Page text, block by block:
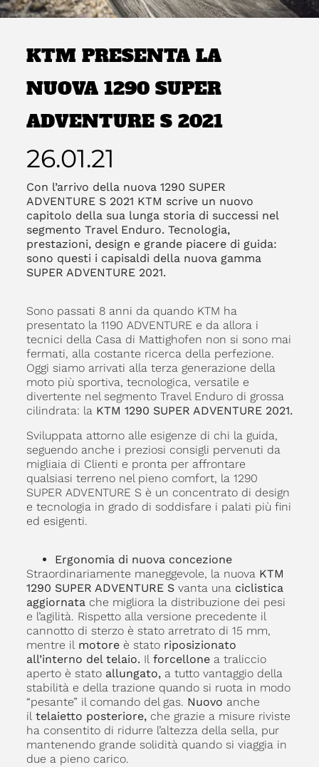
KTM PRESENTA LA
NUOVA 1290 SUPER
ADVENTURE S 2021
26.01.21
Con l’arrivo della nuova 1290 SUPER
ADVENTURE S 2021 KTM scrive un nuovo
capitolo della sua lunga storia di successi nel
segmento Travel Enduro. Tecnologia,
prestazioni, design e grande piacere di guida:
sono questi i capisaldi della nuova gamma
SUPER ADVENTURE 2021.
Sono passati 8 anni da quando KTM ha
presentato la 1190 ADVENTURE e da allora i
tecnici della Casa di Mattighofen non si sono mai
fermati, alla costante ricerca della perfezione.
Oggi siamo arrivati alla terza generazione della
moto più sportiva, tecnologica, versatile e
divertente nel segmento Travel Enduro di grossa
cilindrata: la KTM 1290 SUPER ADVENTURE 2021.
Sviluppata attorno alle esigenze di chi la guida,
seguendo anche i preziosi consigli pervenuti da
migliaia di Clienti e pronta per affrontare
qualsiasi terreno nel pieno comfort, la 1290
SUPER ADVENTURE S è un concentrato di design
e tecnologia in grado di soddisfare i palati più fini
ed esigenti.
Ergonomia di nuova concezione
Straordinariamente maneggevole, la nuova KTM
1290 SUPER ADVENTURE Svanta una ciclistica
aggiornatache migliora la distribuzione dei pesi
e l’agilità. Rispetto alla versione precedente il
cannotto di sterzo è stato arretrato di 15 mm,
mentre il motoreè stato riposizionato
all’interno del telaio. Il forcellonea traliccio
aperto è statoallungato, a tutto vantaggio della
stabilità e della trazione quando si ruota in modo
“pesante” il comando del gas. Nuovo anche
il telaietto posteriore,che grazie a misure riviste
ha consentito di ridurre l’altezza della sella, pur
mantenendo grande solidità quando si viaggia in
due a pieno carico.